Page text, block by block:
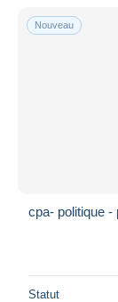
Méthodes
Nouveau
cpa- politique
Statut